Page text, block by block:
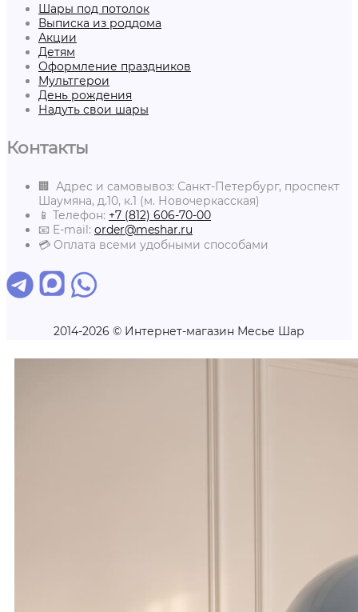
Шары под потолок
Выписка из роддома
Акции
Детям
Оформление праздников
Мультгерои
День рождения
Надуть свои шары
Контакты
🏢 Адрес и самовывоз: Санкт-Петербург, проспект
Шаумяна, д.10, к.1 (м. Новочеркасская)
📱 Телефон: +7 (812) 606-70-00
📧 E-mail: order@meshar.ru
💳 Оплата всеми удобными способами
2014-2026 © Интернет-магазин Месье Шар